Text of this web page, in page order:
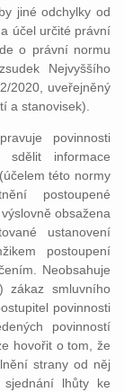
jiné odchylky od
účel určité právní
o právní normu
Nejvyššího
2020, uveřejněný
a stanovisek).
povinnosti
sdělit informace
této normy
postoupené
obsažena
ustanovení
postoupení
Neobsahuje
zákaz smluvního
povinnosti
povinností
hovořit o tom, že
strany od něj
sjednání lhůty ke